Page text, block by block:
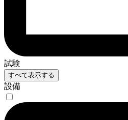
試験
すべて表示する
設備